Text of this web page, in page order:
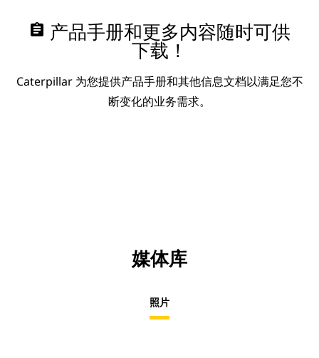
assignment 产品手册和更多内容随时可供
下载！
Caterpillar 为您提供产品手册和其他信息文档以满足您不
断变化的业务需求。
媒体库
照片